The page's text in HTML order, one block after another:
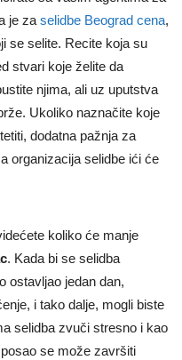
je za selidbe Beograd cena,
se selite. Recite koja su
stvari koje želite da
njima, ali uz uputstva
Ukoliko naznačite koje
dodatna pažnja za
organizacija selidbe ići će
koliko će manje
. Kada bi se selidba
ostavljao jedan dan,
i tako dalje, mogli biste
selidba zvuči stresno i kao
se može završiti